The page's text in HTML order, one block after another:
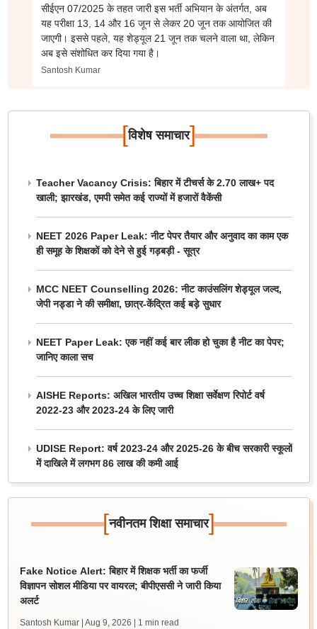
सीईएन 07/2025 के तहत जारी इस भर्ती अभियान के अंतर्गत, अब
यह परीक्षा 13, 14 और 16 जून से लेकर 20 जून तक आयोजित की
जाएगी। इससे पहले, यह शेड्यूल 21 जून तक चलने वाला था, लेकिन
अब इसे संशोधित कर दिया गया है।
Santosh Kumar
[विशेष समाचार]
Teacher Vacancy Crisis: बिहार में टीचर्स के 2.70 लाख+ पद
खाली; झारखंड, एमपी समेत कई राज्यों में हजारों वैकेंसी
NEET 2026 Paper Leak: नीट पेपर तैयार और अनुवाद का काम एक
ही समूह के शिक्षकों को देने से हुई गड़बड़ी - सूत्र
MCC NEET Counselling 2026: नीट काउंसलिंग शेड्यूल जल्द,
जेपी नड्डा ने की समीक्षा, छात्र-केंद्रित कई बड़े सुधार
NEET Paper Leak: एक नहीं कई बार लीक हो चुका है नीट का पेपर;
जानिए काला सच
AISHE Reports: अखिल भारतीय उच्च शिक्षा सर्वेक्षण रिपोर्ट वर्ष
2022-23 और 2023-24 के लिए जारी
UDISE Report: वर्ष 2023-24 और 2025-26 के बीच सरकारी स्कूलों
में दाखिले में लगभग 86 लाख की कमी आई
[नवीनतम शिक्षा समाचार]
Fake Notice Alert: बिहार में शिक्षक भर्ती का फर्जी
विज्ञापन सोशल मीडिया पर वायरल; बीपीएससी ने जारी किया
अलर्ट
Santosh Kumar | Aug 9, 2026 | 1 min read